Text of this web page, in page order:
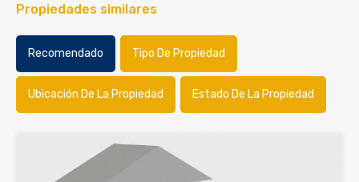
Propiedades similares
Recomendado Tipo De Propiedad
Ubicación De La Propiedad Estado De La Propiedad